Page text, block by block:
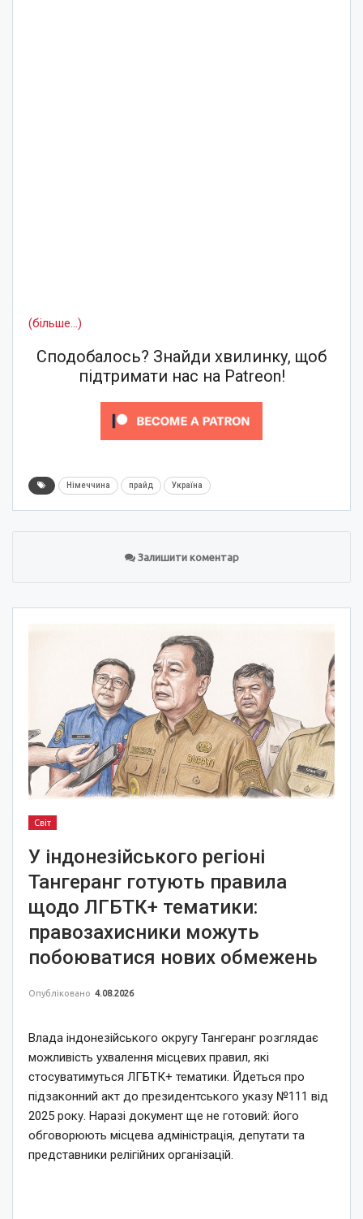
(більше…)
Сподобалось? Знайди хвилинку, щоб
підтримати нас на Patreon!
Німеччина прайд Україна
Залишити коментар
Світ
У індонезійського регіоні
Тангеранг готують правила
щодо ЛГБТК+ тематики:
правозахисники можуть
побоюватися нових обмежень
Опубліковано 4.08.2026
Влада індонезійського округу Тангеранг розглядає
можливість ухвалення місцевих правил, які
стосуватимуться ЛГБТК+ тематики. Йдеться про
підзаконний акт до президентського указу №111 від
2025 року. Наразі документ ще не готовий: його
обговорюють місцева адміністрація, депутати та
представники релігійних організацій.